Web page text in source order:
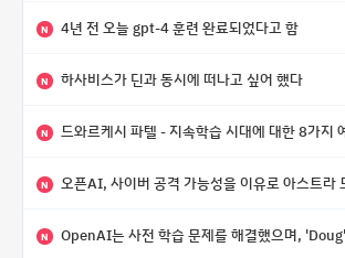
N 4년 전 오늘 gpt-4 훈련 완료되었다고 함
N 하사비스가 딘과 동시에 떠나고 싶어 했다
N 드와르케시 파텔 - 지속학습 시대에 대한 8가지
N 오픈AI, 사이버 공격 가능성을 이유로 아스트라 모델 출시
N OpenAI는 사전 학습 문제를 해결했으며, 'Doug'라는 코드명을 가진 훨씬 더 큰 모델을 활발